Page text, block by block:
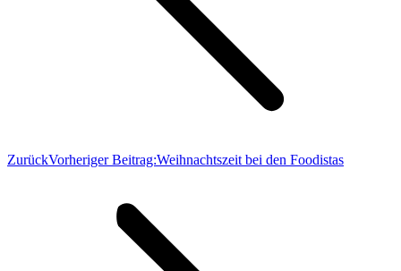
ZurückVorheriger Beitrag:Weihnachtszeit bei den Foodistas